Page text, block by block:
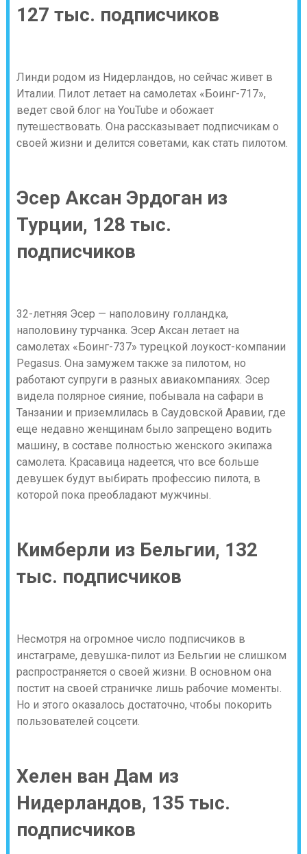
127 тыс. подписчиков
Линди родом из Нидерландов, но сейчас живет в
Италии. Пилот летает на самолетах «Боинг-717»,
ведет свой блог на YouTube и обожает
путешествовать. Она рассказывает подписчикам о
своей жизни и делится советами, как стать пилотом.
Эсер Аксан Эрдоган из
Турции, 128 тыс.
подписчиков
32-летняя Эсер — наполовину голландка,
наполовину турчанка. Эсер Аксан летает на
самолетах «Боинг-737» турецкой лоукост-компании
Pegasus. Она замужем также за пилотом, но
работают супруги в разных авиакомпаниях. Эсер
видела полярное сияние, побывала на сафари в
Танзании и приземлилась в Саудовской Аравии, где
еще недавно женщинам было запрещено водить
машину, в составе полностью женского экипажа
самолета. Красавица надеется, что все больше
девушек будут выбирать профессию пилота, в
которой пока преобладают мужчины.
Кимберли из Бельгии, 132
тыс. подписчиков
Несмотря на огромное число подписчиков в
инстаграме, девушка-пилот из Бельгии не слишком
распространяется о своей жизни. В основном она
постит на своей страничке лишь рабочие моменты.
Но и этого оказалось достаточно, чтобы покорить
пользователей соцсети.
Хелен ван Дам из
Нидерландов, 135 тыс.
подписчиков